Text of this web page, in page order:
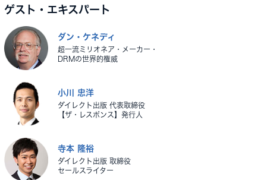
ゲスト・エキスパート
ダン・ケネディ
超一流ミリオネア・メーカー・
DRMの世界的権威
小川 忠洋
ダイレクト出版 代表取締役
【ザ・レスポンス】発行人
寺本 隆裕
ダイレクト出版 取締役
セールスライター